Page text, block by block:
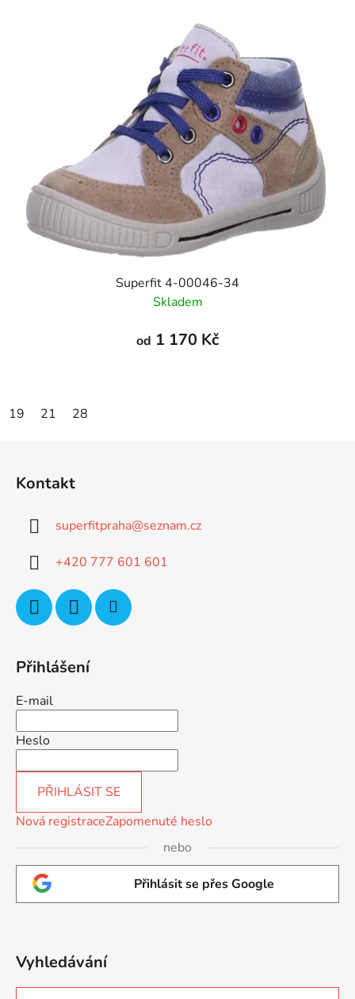
Superfit 4-00046-34
Skladem
od 1 170 Kč
19 21 28
Kontakt
superfitpraha@seznam.cz
+420 777 601 601
Přihlášení
E-mail
Heslo
PŘIHLÁSIT SE
Nová registraceZapomenuté heslo
nebo
Přihlásit se přes Google
Vyhledávání